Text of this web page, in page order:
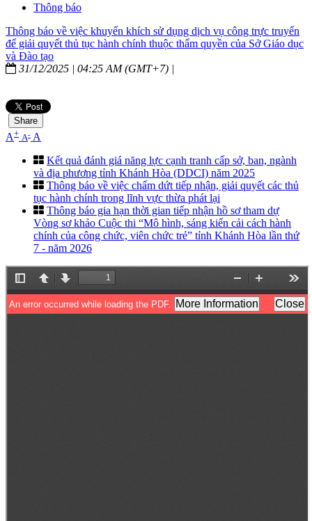
Thông báo
Thông báo về việc khuyến khích sử dụng dịch vụ công trực truyến
để giải quyết thủ tục hành chính thuộc thẩm quyền của Sở Giáo dục
và Đào tạo
31/12/2025 | 04:25 AM (GMT+7) |
Share
A+ A- A
Kết quả đánh giá năng lực cạnh tranh cấp sở, ban, ngành
và địa phương tỉnh Khánh Hòa (DDCI) năm 2025
Thông báo về việc chấm dứt tiếp nhận, giải quyết các thủ
tục hành chính trong lĩnh vực thừa phát lại
Thông báo gia hạn thời gian tiếp nhận hồ sơ tham dự
Vòng sơ khảo Cuộc thi “Mô hình, sáng kiến cải cách hành
chính của công chức, viên chức trẻ” tỉnh Khánh Hòa lần thứ
7 - năm 2026